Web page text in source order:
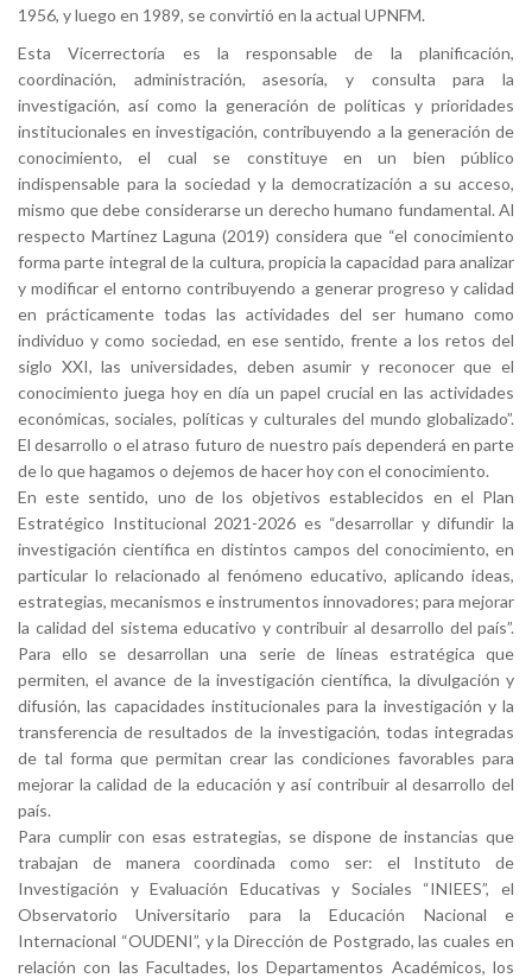
1956, y luego en 1989, se convirtió en la actual UPNFM.
Esta Vicerrectoría es la responsable de la planificación,
coordinación, administración, asesoría, y consulta para la
investigación, así como la generación de políticas y prioridades
institucionales en investigación, contribuyendo a la generación de
conocimiento, el cual se constituye en un bien público
indispensable para la sociedad y la democratización a su acceso,
mismo que debe considerarse un derecho humano fundamental. Al
respecto Martínez Laguna (2019) considera que “el conocimiento
forma parte integral de la cultura, propicia la capacidad para analizar
y modificar el entorno contribuyendo a generar progreso y calidad
en prácticamente todas las actividades del ser humano como
individuo y como sociedad, en ese sentido, frente a los retos del
siglo XXI, las universidades, deben asumir y reconocer que el
conocimiento juega hoy en día un papel crucial en las actividades
económicas, sociales, políticas y culturales del mundo globalizado”.
El desarrollo o el atraso futuro de nuestro país dependerá en parte
de lo que hagamos o dejemos de hacer hoy con el conocimiento.
En este sentido, uno de los objetivos establecidos en el Plan
Estratégico Institucional 2021-2026 es “desarrollar y difundir la
investigación científica en distintos campos del conocimiento, en
particular lo relacionado al fenómeno educativo, aplicando ideas,
estrategias, mecanismos e instrumentos innovadores; para mejorar
la calidad del sistema educativo y contribuir al desarrollo del país”.
Para ello se desarrollan una serie de líneas estratégica que
permiten, el avance de la investigación científica, la divulgación y
difusión, las capacidades institucionales para la investigación y la
transferencia de resultados de la investigación, todas integradas
de tal forma que permitan crear las condiciones favorables para
mejorar la calidad de la educación y así contribuir al desarrollo del
país.
Para cumplir con esas estrategias, se dispone de instancias que
trabajan de manera coordinada como ser: el Instituto de
Investigación y Evaluación Educativas y Sociales “INIEES”, el
Observatorio Universitario para la Educación Nacional e
Internacional “OUDENI”, y la Dirección de Postgrado, las cuales en
relación con las Facultades, los Departamentos Académicos, los